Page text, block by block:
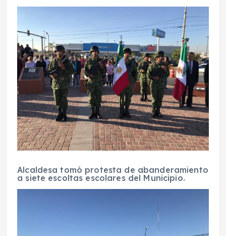
Alcaldesa tomó protesta de abanderamiento
a siete escoltas escolares del Municipio.